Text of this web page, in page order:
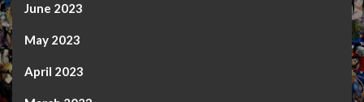
June 2023
May 2023
April 2023